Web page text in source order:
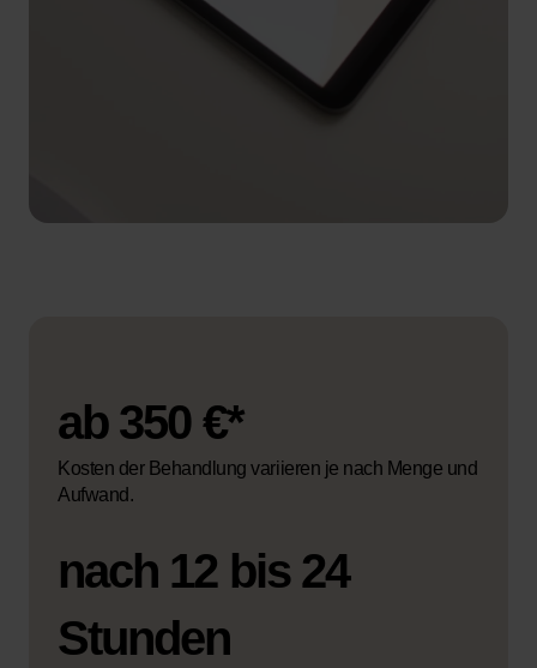
ab 350 €*
Kosten der Behandlung variieren je nach Menge und
Aufwand.
nach 12 bis 24
Stunden